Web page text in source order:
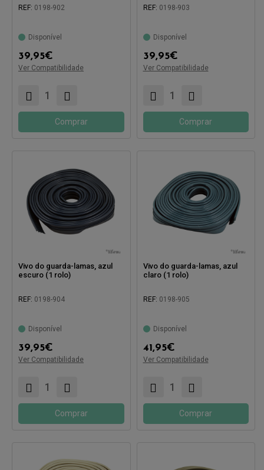
REF: 0198-902
Disponível
39,95€
Ver Compatibilidade
Compatível com:
Comprar
REF: 0198-903
Disponível
39,95€
Ver Compatibilidade
Compatível com:
Comprar
Vivo do guarda-lamas, azul
escuro (1 rolo)
REF: 0198-904
Disponível
39,95€
Ver Compatibilidade
Compatível com:
Comprar
Vivo do guarda-lamas, azul
claro (1 rolo)
REF: 0198-905
Disponível
41,95€
Ver Compatibilidade
Compatível com:
Comprar